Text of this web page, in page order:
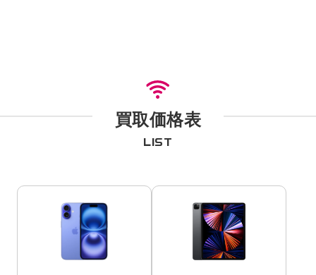
買取価格表
LIST